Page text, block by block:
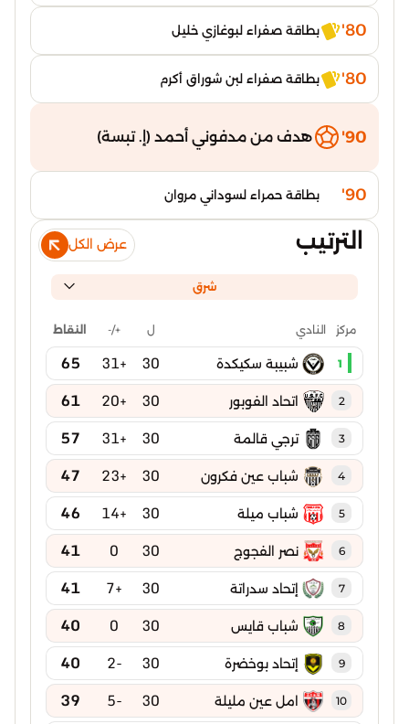
80' بطاقة صفراء لبوغازي خليل
80' بطاقة صفراء لبن شوراق أكرم
90' هدف من مدفوني أحمد (إ. تبسة)
90' بطاقة حمراء لسوداني مروان
الترتيب عرض الكل
شرق
مركز النادي ل +/- النقاط
1 شبيبة سكيكدة 30
+31
65
2 اتحاد الفوبور 30
+20
61
3 ترجي قالمة 30
+31
57
4 شباب عين فكرون 30
+23
47
5 شباب ميلة 30
+14
46
6 نصر الفجوج 30
0
41
7 إتحاد سدراتة 30
+7
41
8 شباب قايس 30
0
40
9 إتحاد بوخضرة 30
-2
40
10 امل عين مليلة 30
-5
39